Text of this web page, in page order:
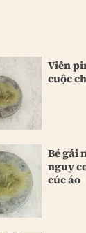
Viên
cuộc
Bé gái
nguy
cúc áo